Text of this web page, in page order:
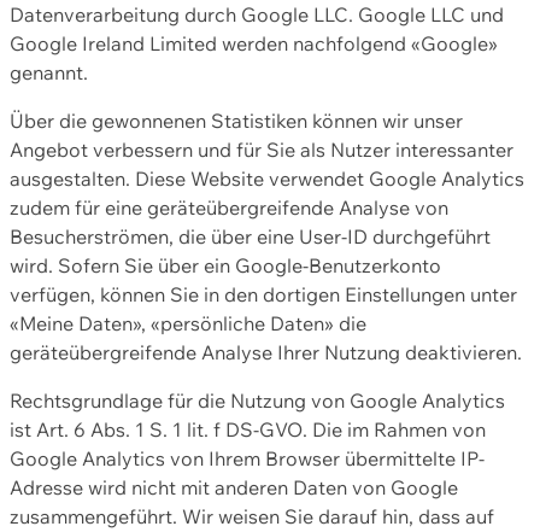
Datenverarbeitung durch Google LLC. Google LLC und
Google Ireland Limited werden nachfolgend «Google»
genannt.
Über die gewonnenen Statistiken können wir unser
Angebot verbessern und für Sie als Nutzer interessanter
ausgestalten. Diese Website verwendet Google Analytics
zudem für eine geräteübergreifende Analyse von
Besucherströmen, die über eine User-ID durchgeführt
wird. Sofern Sie über ein Google-Benutzerkonto
verfügen, können Sie in den dortigen Einstellungen unter
«Meine Daten», «persönliche Daten» die
geräteübergreifende Analyse Ihrer Nutzung deaktivieren.
Rechtsgrundlage für die Nutzung von Google Analytics
ist Art. 6 Abs. 1 S. 1 lit. f DS-GVO. Die im Rahmen von
Google Analytics von Ihrem Browser übermittelte IP-
Adresse wird nicht mit anderen Daten von Google
zusammengeführt. Wir weisen Sie darauf hin, dass auf